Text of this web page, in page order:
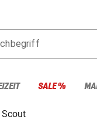
SALE %
Scout